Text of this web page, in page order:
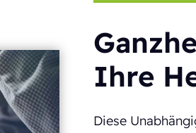
Ihre
Diese